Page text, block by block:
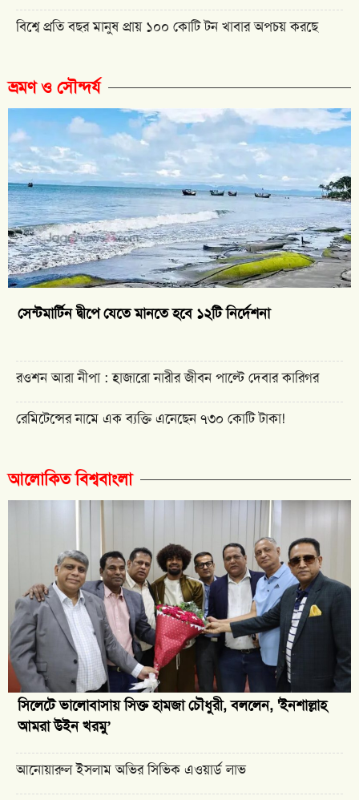
বিশ্বে প্রতি বছর মানুষ প্রায় ১০০ কোটি টন খাবার অপচয় করছে
ভ্রমণ ও সৌন্দর্য
সেন্টমার্টিন দ্বীপে যেতে মানতে হবে ১২টি নির্দেশনা
রওশন আরা নীপা : হাজারো নারীর জীবন পাল্টে দেবার কারিগর
রেমিটেন্সের নামে এক ব্যক্তি এনেছেন ৭৩০ কোটি টাকা!
আলোকিত বিশ্ববাংলা
সিলেটে ভালোবাসায় সিক্ত হামজা চৌধুরী, বললেন, 'ইনশাল্লাহ
আমরা উইন খরমু’
আনোয়ারুল ইসলাম অভির সিভিক এওয়ার্ড লাভ